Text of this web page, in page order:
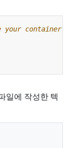
container
일에 작성한 텍